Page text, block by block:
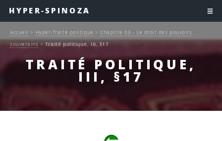
HYPER-SPINOZA
TRAITÉ POLITIQUE,
III, §17
Accueil > Hyper-Traité politique > Chapitre 03 - Le droit des pouvoirs
souverains>Traité politique, III, §17